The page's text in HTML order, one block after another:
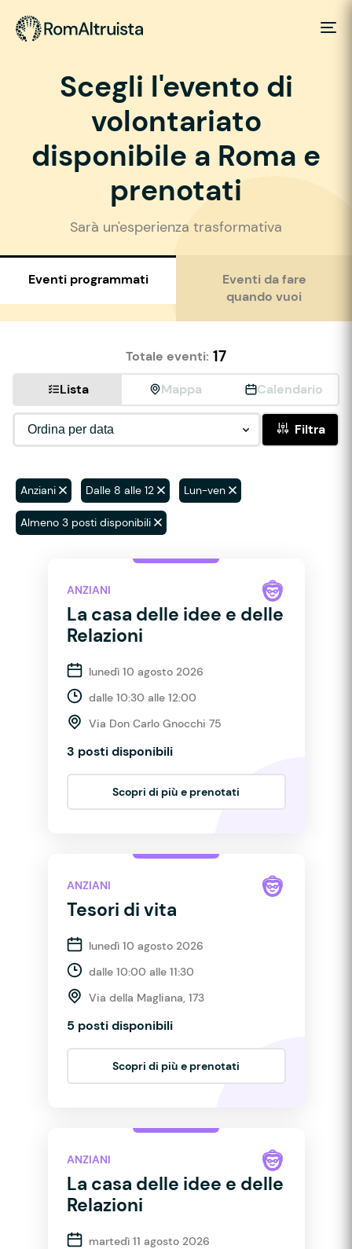
Scegli l'evento di
volontariato
disponibile a Roma e
prenotati
Sarà un'esperienza trasformativa
Eventi programmati
Eventi da fare
quando vuoi
Totale eventi: 17
Lista Mappa Calendario
Filtra
Anziani Dalle 8 alle 12 Lun-ven
Almeno 3 posti disponibili
ANZIANI
La casa delle idee e delle
Relazioni
lunedì 10 agosto 2026
dalle 10:30 alle 12:00
Via Don Carlo Gnocchi 75
3 posti disponibili
Scopri di più e prenotati
ANZIANI
Tesori di vita
lunedì 10 agosto 2026
dalle 10:00 alle 11:30
Via della Magliana, 173
5 posti disponibili
Scopri di più e prenotati
ANZIANI
La casa delle idee e delle
Relazioni
martedì 11 agosto 2026